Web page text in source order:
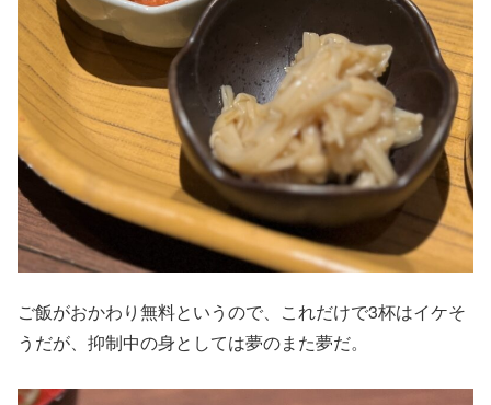
ご飯がおかわり無料というので、これだけで3杯はイケそ
うだが、抑制中の身としては夢のまた夢だ。